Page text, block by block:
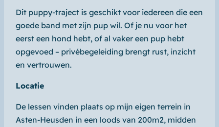
Dit puppy-traject is geschikt voor iedereen die een
goede band met zijn pup wil. Of je nu voor het
eerst een hond hebt, of al vaker een pup hebt
opgevoed – privébegeleiding brengt rust, inzicht
en vertrouwen.
Locatie
De lessen vinden plaats op mijn eigen terrein in
Asten-Heusden in een loods van 200m2, midden